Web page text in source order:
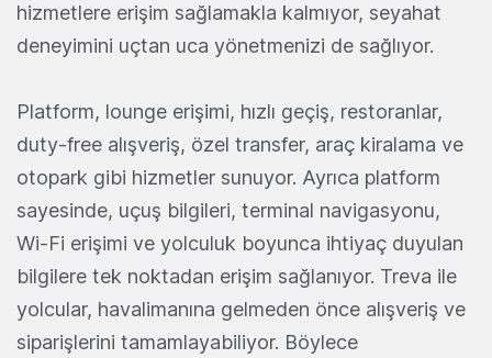
hizmetlere erişim sağlamakla kalmıyor, seyahat
deneyimini uçtan uca yönetmenizi de sağlıyor.
Platform, lounge erişimi, hızlı geçiş, restoranlar,
duty-free alışveriş, özel transfer, araç kiralama ve
otopark gibi hizmetler sunuyor. Ayrıca platform
sayesinde, uçuş bilgileri, terminal navigasyonu,
Wi-Fi erişimi ve yolculuk boyunca ihtiyaç duyulan
bilgilere tek noktadan erişim sağlanıyor. Treva ile
yolcular, havalimanına gelmeden önce alışveriş ve
siparişlerini tamamlayabiliyor. Böylece